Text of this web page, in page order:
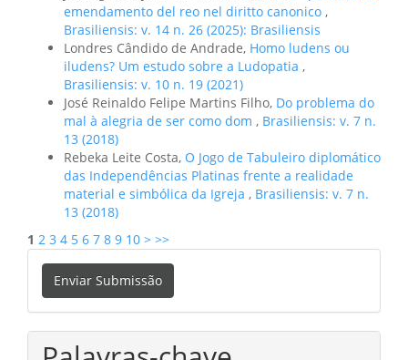
emendamento del reo nel diritto canonico ,
Brasiliensis: v. 14 n. 26 (2025): Brasiliensis
Londres Cândido de Andrade, Homo ludens ou
iludens? Um estudo sobre a Ludopatia ,
Brasiliensis: v. 10 n. 19 (2021)
José Reinaldo Felipe Martins Filho, Do problema do
mal à alegria de ser como dom , Brasiliensis: v. 7 n.
13 (2018)
Rebeka Leite Costa, O Jogo de Tabuleiro diplomático
das Independências Platinas frente a realidade
material e simbólica da Igreja , Brasiliensis: v. 7 n.
13 (2018)
1 2 3 4 5 6 7 8 9 10 > >>
Enviar
Submissão
Enviar Submissão